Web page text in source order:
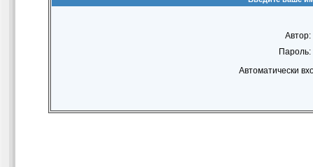
Автор:
Пароль:
Автоматически